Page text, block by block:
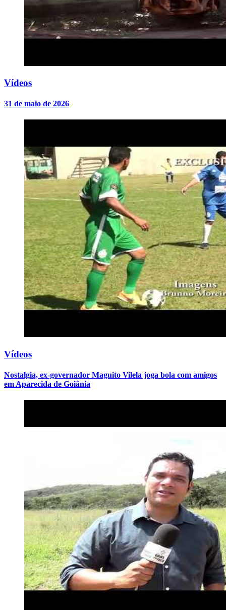
Vídeos
31 de maio de 2026
Vídeos
Nostalgia, ex-governador Maguito Vilela joga bola com amigos
em Aparecida de Goiânia